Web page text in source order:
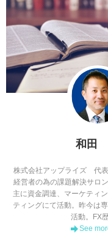
和田
株式会社アップライズ 代
経営者の為の課題解決サロ
主に資金調達、マーケティ
ティングにて活動。昨今は
活動。FX
See
M&A:太陽光発電所
美術品（絵画工芸）
M&A知識